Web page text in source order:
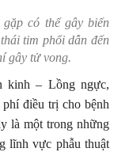
có thể gây biến
tim phổi dẫn đến
gây tử vong.
kinh – Lồng ngực,
điều trị cho bệnh
là một trong những
lĩnh vực phẫu thuật